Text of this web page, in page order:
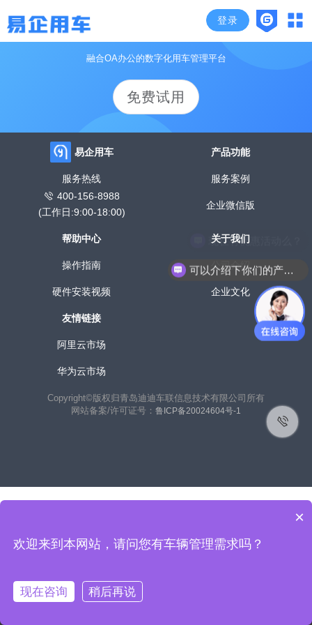
登录
颠覆传统管车模式，开启企业高效用车时代
融合OA办公的数字化用车管理平台
免费试用
易企用车
服务热线
400-156-8988
(工作日:9:00-18:00)
产品功能
服务案例
企业微信版
帮助中心
操作指南
硬件安装视频
关于我们
公司介绍
企业文化
友情链接
阿里云市场
华为云市场
Copyright©版权归青岛迪迪车联信息技术有限公司所有
网站备案/许可证号： 鲁ICP备20024604号-1
联系客户经理获取免费使用：
可以介绍下你们的产品么？
现在有优惠活动么？
×
欢迎来到本网站，请问您有车辆管理需求吗？
现在咨询 稍后再说